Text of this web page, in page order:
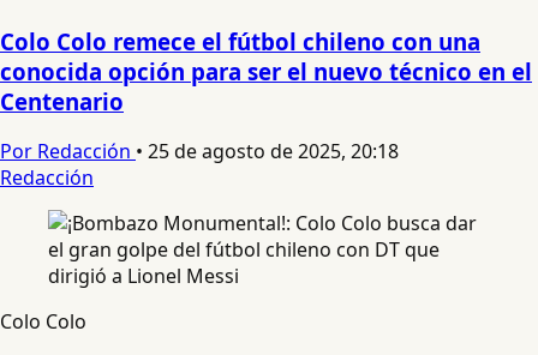
Colo Colo remece el fútbol chileno con una
conocida opción para ser el nuevo técnico en el
Centenario
Por Redacción • 25 de agosto de 2025, 20:18
Redacción
Colo Colo